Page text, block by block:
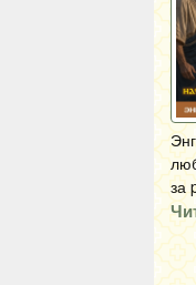
за